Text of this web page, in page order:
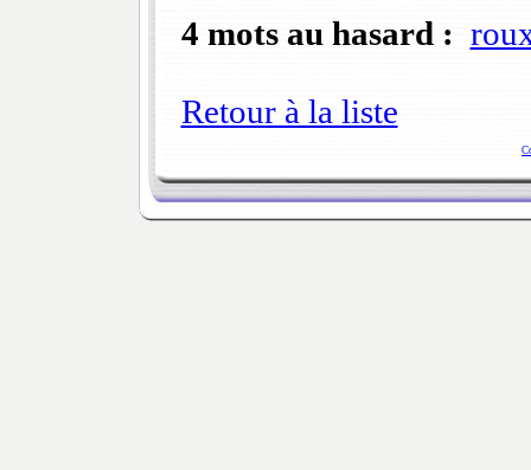
4 mots au hasard :
Retour à la liste